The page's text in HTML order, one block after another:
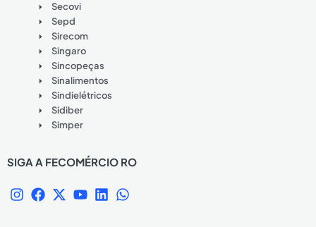
Secovi
Sepd
Sirecom
Singaro
Sincopeças
Sinalimentos
Sindielétricos
Sidiber
Simper
SIGA A FECOMÉRCIO RO
I
n
F
a
X
-
Y
o
L
i
W
h